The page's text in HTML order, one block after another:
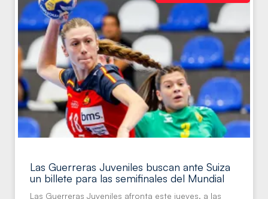
Las Guerreras Juveniles buscan ante Suiza
un billete para las semifinales del Mundial
Las Guerreras Juveniles afronta este jueves, a las